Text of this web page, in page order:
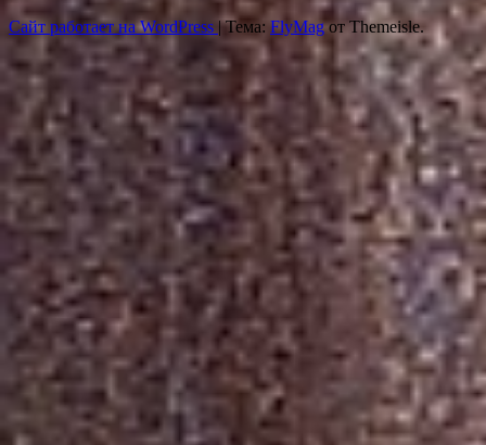
Сайт работает на WordPress |Тема: FlyMagот Themeisle.